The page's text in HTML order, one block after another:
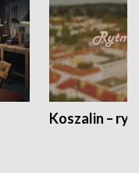
Koszalin –